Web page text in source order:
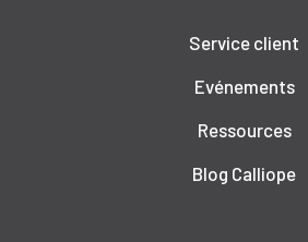
Service client
Evénements
Ressources
Blog Calliope